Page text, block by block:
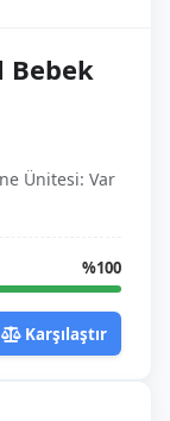
Bebek
Ünitesi: Var
%100
Karşılaştır